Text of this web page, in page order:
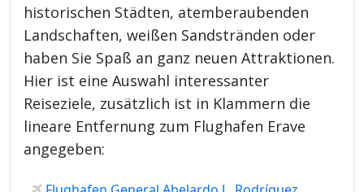
historischen Städten, atemberaubenden
Landschaften, weißen Sandstränden oder
haben Sie Spaß an ganz neuen Attraktionen.
Hier ist eine Auswahl interessanter
Reiseziele, zusätzlich ist in Klammern die
lineare Entfernung zum Flughafen Erave
angegeben: